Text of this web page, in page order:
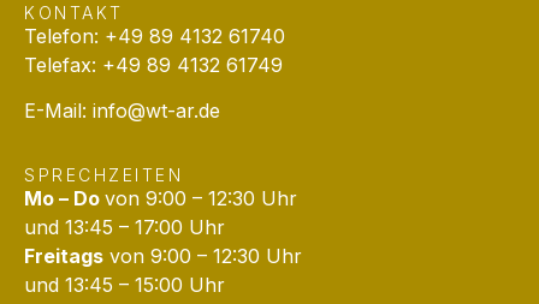
KONTAKT
Telefon: +49 89 4132 61740
Telefax: +49 89 4132 61749
E-Mail: info@wt-ar.de
SPRECHZEITEN
Mo – Do von 9:00 – 12:30 Uhr
und 13:45 – 17:00 Uhr
Freitags von 9:00 – 12:30 Uhr
und 13:45 – 15:00 Uhr